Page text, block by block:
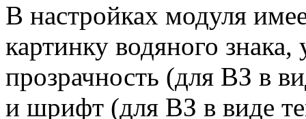
В настройках модуля
картинку водяного знака,
прозрачность (для ВЗ в
и шрифт (для ВЗ в виде